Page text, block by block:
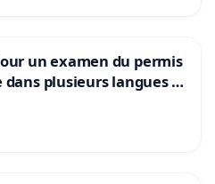
un examen du permis
dans plusieurs langues à